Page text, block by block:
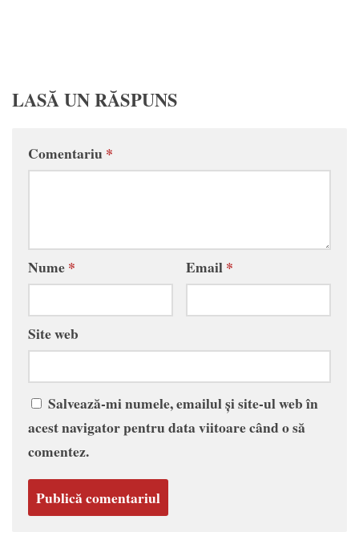
LASĂ UN RĂSPUNS
Comentariu*
Nume* Email*
Site web
Salvează-mi numele, emailul și site-ul web în
acest navigator pentru data viitoare când o să
comentez.